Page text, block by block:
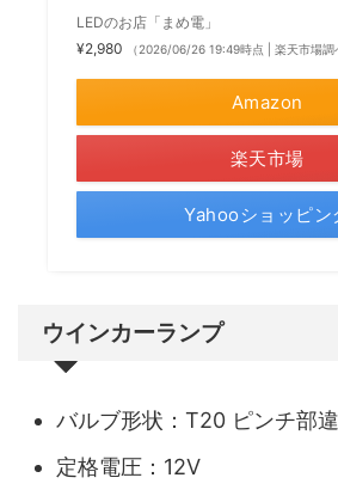
LEDのお店「まめ電」
¥2,980
（2026/06/26 19:49時点 | 楽天市場調
Amazon
楽天市場
Yahooショッピン
ウインカーランプ
バルブ形状：T20 ピンチ部
定格電圧：12V